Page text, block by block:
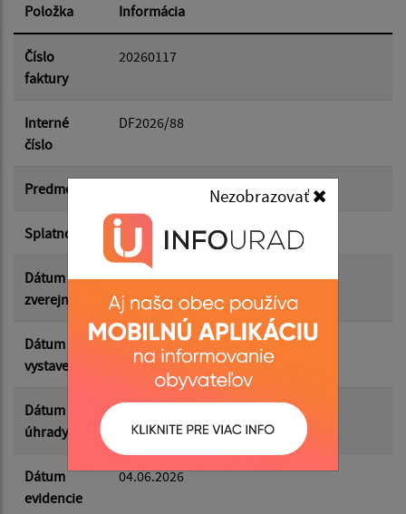
Nezobrazovať
Dátum od:
Dátum do:
Suma od:
Suma do:
Filtrovať Reset
Položka Informácia
Číslo
faktury
20260117
Interné
číslo
DF2026/88
Predmet webhosting, doména, certifikát
Splatnosť 30.05.2026
Dátum
zverejnenia
09.06.2026
Dátum
vystavenia
20.05.2026
Dátum
úhrady
04.06.2026
Dátum
evidencie
04.06.2026